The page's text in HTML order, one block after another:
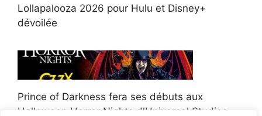
Lollapalooza 2026 pour Hulu et Disney+
dévoilée
Prince of Darkness fera ses débuts aux
Halloween Horror Nights d'Universal Studios